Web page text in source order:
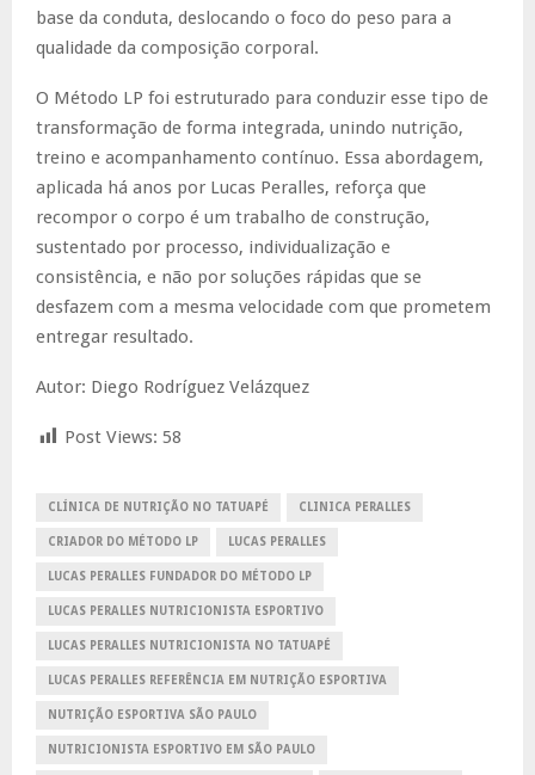
base da conduta, deslocando o foco do peso para a
qualidade da composição corporal.
O Método LP foi estruturado para conduzir esse tipo de
transformação de forma integrada, unindo nutrição,
treino e acompanhamento contínuo. Essa abordagem,
aplicada há anos por Lucas Peralles, reforça que
recompor o corpo é um trabalho de construção,
sustentado por processo, individualização e
consistência, e não por soluções rápidas que se
desfazem com a mesma velocidade com que prometem
entregar resultado.
Autor: Diego Rodríguez Velázquez
Post Views: 58
CLÍNICA DE NUTRIÇÃO NO TATUAPÉ CLINICA PERALLES
CRIADOR DO MÉTODO LP LUCAS PERALLES
LUCAS PERALLES FUNDADOR DO MÉTODO LP
LUCAS PERALLES NUTRICIONISTA ESPORTIVO
LUCAS PERALLES NUTRICIONISTA NO TATUAPÉ
LUCAS PERALLES REFERÊNCIA EM NUTRIÇÃO ESPORTIVA
NUTRIÇÃO ESPORTIVA SÃO PAULO
NUTRICIONISTA ESPORTIVO EM SÃO PAULO